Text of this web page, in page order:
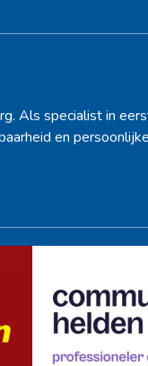
Als specialist in
en